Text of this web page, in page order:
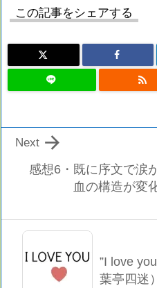
この記事をシェアする

感想6・既に序文で涙
血の構造が変

Next
”I love
葉亭四迷